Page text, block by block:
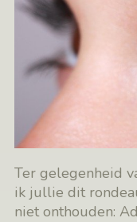
Ter gelegenheid
ik jullie dit
niet onthouden: